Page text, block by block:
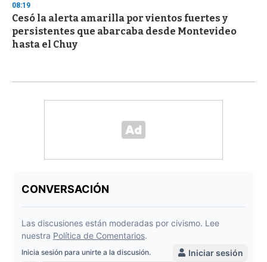
08:19
Cesó la alerta amarilla por vientos fuertes y
persistentes que abarcaba desde Montevideo
hasta el Chuy